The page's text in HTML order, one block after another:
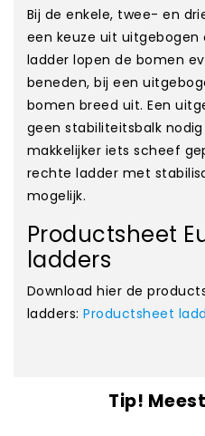
Bij de enkele, twee- en
een keuze uit
ladder lopen de bomen
beneden, bij een
bomen breed uit. Een
geen stabiliteitsbalk
makkelijker iets scheef
rechte ladder met
mogelijk.
Productsheet
ladders
Download hier de
ladders:Productsheet
Tip!